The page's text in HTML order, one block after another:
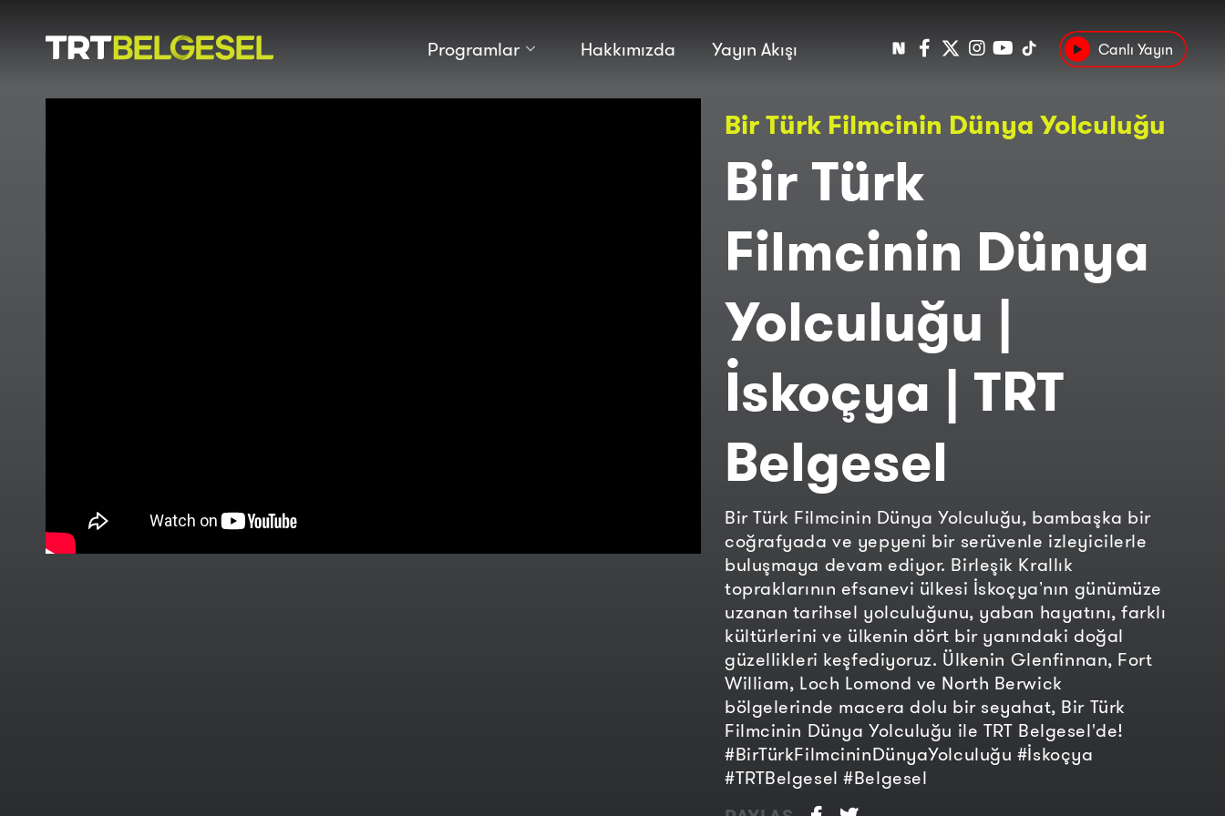
Programlar
Doğa
Macera
Popüler
Tarih Suç
Hakkımızda Yayın Akışı Canlı Yayın
Bir Türk Filmcinin Dünya Yolculuğu
Bir Türk
Filmcinin Dünya
Yolculuğu |
İskoçya | TRT
Belgesel
Bir Türk Filmcinin Dünya Yolculuğu, bambaşka bir
coğrafyada ve yepyeni bir serüvenle izleyicilerle
buluşmaya devam ediyor. Birleşik Krallık
topraklarının efsanevi ülkesi İskoçyaʼnın günümüze
uzanan tarihsel yolculuğunu, yaban hayatını, farklı
kültürlerini ve ülkenin dört bir yanındaki doğal
güzellikleri keşfediyoruz. Ülkenin Glenfinnan, Fort
William, Loch Lomond ve North Berwick
bölgelerinde macera dolu bir seyahat, Bir Türk
Filmcinin Dünya Yolculuğu ile TRT Belgesel'de!
#BirTürkFilmcininDünyaYolculuğu #İskoçya
#TRTBelgesel #Belgesel